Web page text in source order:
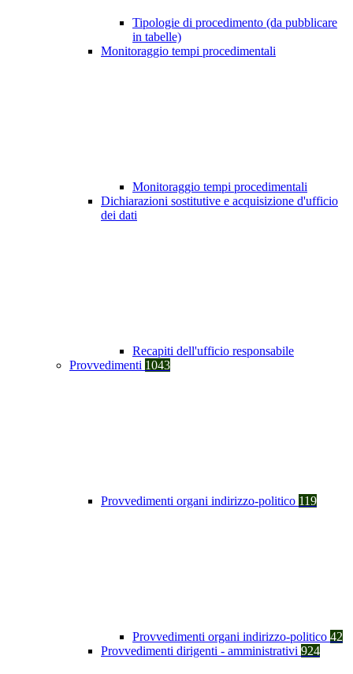
Tipologie di procedimento (da pubblicare
in tabelle)
Monitoraggio tempi procedimentali
Monitoraggio tempi procedimentali
Dichiarazioni sostitutive e acquisizione d'ufficio
dei dati
Recapiti dell'ufficio responsabile
Provvedimenti 1043
Provvedimenti organi indirizzo-politico 119
Provvedimenti organi indirizzo-politico 42
Provvedimenti dirigenti - amministrativi 924